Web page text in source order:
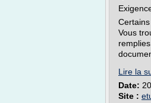
Vous
Lire la
Date:
Site :